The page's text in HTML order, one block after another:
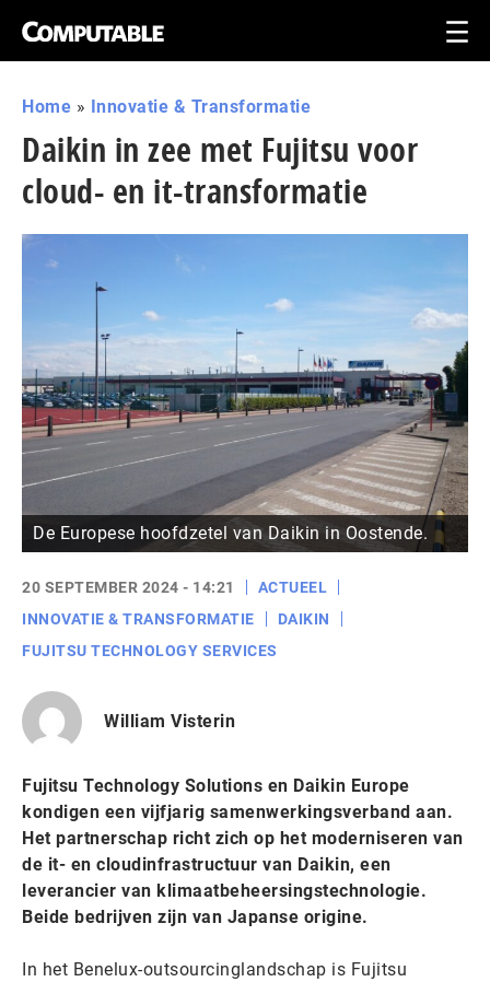
Home » Innovatie & Transformatie
Daikin in zee met Fujitsu voor
cloud- en it-transformatie
De Europese hoofdzetel van Daikin in Oostende.
20 SEPTEMBER 2024 - 14:21
ACTUEEL
INNOVATIE & TRANSFORMATIE
DAIKIN
FUJITSU TECHNOLOGY SERVICES
William Visterin
Fujitsu Technology Solutions en Daikin Europe
kondigen een vijfjarig samenwerkingsverband aan.
Het partnerschap richt zich op het moderniseren van
de it- en cloudinfrastructuur van Daikin, een
leverancier van klimaatbeheersingstechnologie.
Beide bedrijven zijn van Japanse origine.
In het Benelux-outsourcinglandschap is Fujitsu